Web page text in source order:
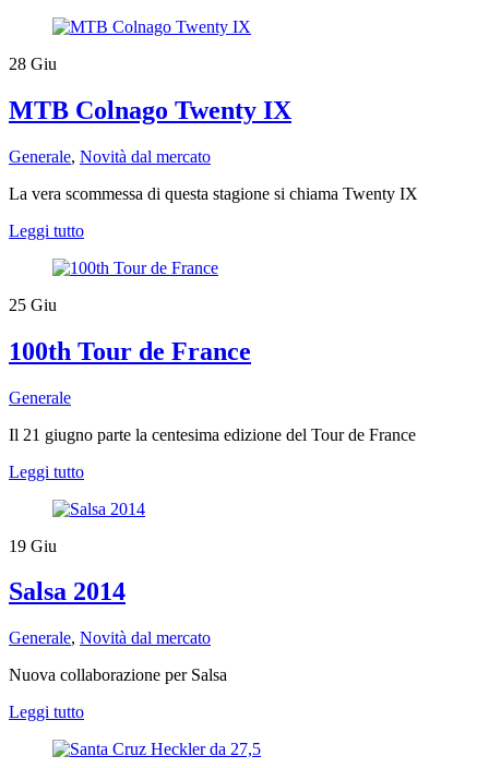
28 Giu
MTB Colnago Twenty IX
Generale, Novità dal mercato
​​La vera scommessa di questa stagione si chiama Twenty IX
Leggi tutto
25 Giu
100th Tour de France
Generale
Il 21 giugno parte la centesima edizione del Tour de France
Leggi tutto
19 Giu
Salsa 2014
Generale, Novità dal mercato
Nuova collaborazione per Salsa
Leggi tutto